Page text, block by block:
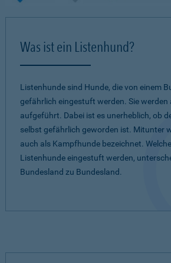
Was ist ein Listenhund?
Listenhunde sind Hunde, die von einem
gefährlich eingestuft werden. Sie werden
aufgeführt. Dabei ist es unerheblich, ob
selbst gefährlich geworden ist. Mitunter
auch als Kampfhunde bezeichnet.
Listenhunde eingestuft werden,
Bundesland zu Bundesland.